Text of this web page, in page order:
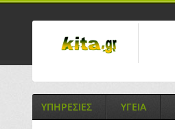
ΥΠΗΡΕΣΙΕΣ ΥΓΕΙΑ